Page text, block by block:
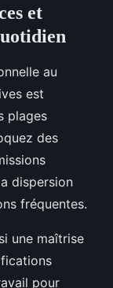
et
au
est
plages
des
dispersion
fréquentes.
une maîtrise
pour